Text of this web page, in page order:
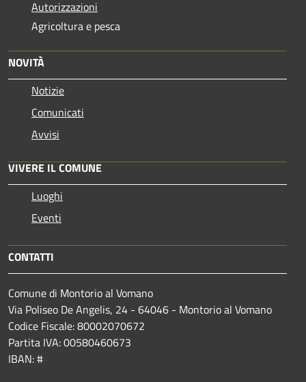
Autorizzazioni
Agricoltura e pesca
NOVITÀ
Notizie
Comunicati
Avvisi
VIVERE IL COMUNE
Luoghi
Eventi
CONTATTI
Comune di Montorio al Vomano
Via Poliseo De Angelis, 24 - 64046 - Montorio al Vomano
Codice Fiscale: 80002070672
Partita IVA: 00580460673
IBAN: #